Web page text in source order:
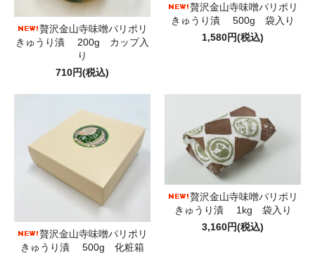
贅沢金山寺味噌パリポリ
きゅうり漬 200g カップ入
り
710円(税込)
贅沢金山寺味噌パリポリ
きゅうり漬 500g 袋入り
1,580円(税込)
贅沢金山寺味噌パリポリ
きゅうり漬 500g 化粧箱
贅沢金山寺味噌パリポリ
きゅうり漬 1kg 袋入り
3,160円(税込)